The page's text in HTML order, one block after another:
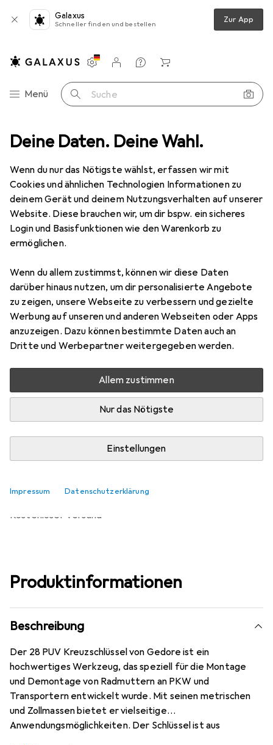
Deine Daten. Deine Wahl.
Wenn du nur das Nötigste wählst, erfassen wir mit
Cookies und ähnlichen Technologien Informationen zu
deinem Gerät und deinem Nutzungsverhalten auf unserer
Website. Diese brauchen wir, um dir bspw. ein sicheres
Login und Basisfunktionen wie den Warenkorb zu
ermöglichen.
Wenn du allem zustimmst, können wir diese Daten
darüber hinaus nutzen, um dir personalisierte Angebote
zu zeigen, unsere Webseite zu verbessern und gezielte
Werbung auf unseren und anderen Webseiten oder Apps
anzuzeigen. Dazu können bestimmte Daten auch an
Dritte und Werbepartner weitergegeben werden.
Allem zustimmen
Nur das Nötigste
Einstellungen
Impressum Datenschutzerklärung
Galaxus
Schneller finden und bestellen Zur App
Navigation nach Kategorien
Menü Suche
Einstellungen
Kundenkonto
Vergleichslisten
Merklisten
Warenkorb
Gedore 28 PUV Kreuzschlüssel PKW 17x19x21x1/2" 4-kt, 420x420 mm
3 Bilder
Gedore28 PUV Kreuzschlüssel PKW
17x19x21x1/2" 4-kt, 420x420 mm
3/4"
Preis in EUR inkl. MwSt.
EUR
51,06
Bewertungen
5 Stück an Lager beim Lieferanten
Lieferort angeben für genaue Lieferzeit
In den Warenkorb
kostenloser Versand
Produktinformationen
Beschreibung
Der 28 PUV Kreuzschlüssel von Gedore ist ein
hochwertiges Werkzeug, das speziell für die Montage
und Demontage von Radmuttern an PKW und
Transportern entwickelt wurde. Mit seinen metrischen
und Zollmassen bietet er vielseitige
Anwendungsmöglichkeiten. Der Schlüssel ist aus